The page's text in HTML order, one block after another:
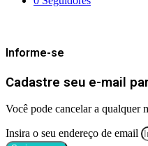
Informe-se
Cadastre seu e-mail
Você pode cancelar a qualquer
Insira o seu endereço de email